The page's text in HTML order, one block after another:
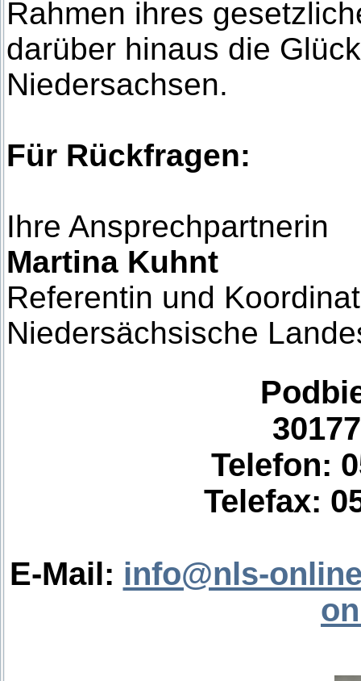
Rahmen ihres
darüber hinaus die
Niedersachsen.
Für Rückfragen:
Ihre Ansprechpartnerin
Martina Kuhnt
Referentin und
Niedersächsische
Telefon:
Telefax:
E-Mail: info@nls-